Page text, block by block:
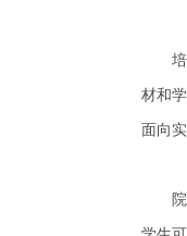
培训
材和
面向
院校